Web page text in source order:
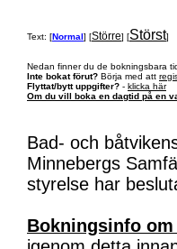
Text: [Normal] [Större] [Störst]
Nedan finner du de bokningsbara
Inte bokat förut? Börja med att
Flyttat/bytt uppgifter? - klicka här
Om du vill boka en dagtid på en
Bad- och
Minnebergs
styrelse har
Bokningsinfo